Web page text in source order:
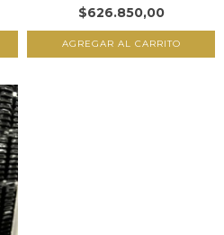
$626.850,00
AGREGAR AL CARRITO